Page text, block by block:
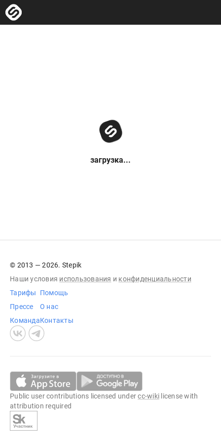
загрузка...
© 2013 — 2026. Stepik
Наши условия использования и конфиденциальности
Тарифы
Прессе
Команда
Помощь
О нас
Контакты
Public user contributions licensed undercc-wiki license with
attribution required